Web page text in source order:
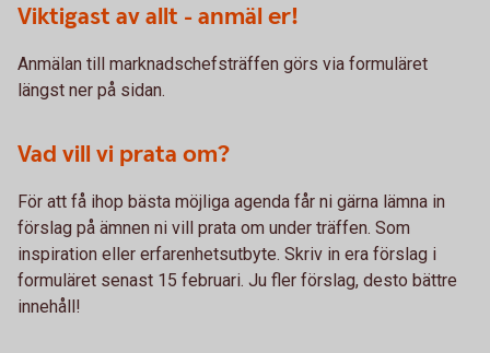
Viktigast av allt - anmäl er!
Anmälan till marknadschefsträffen görs via formuläret
längst ner på sidan.
Vad vill vi prata om?
För att få ihop bästa möjliga agenda får ni gärna lämna in
förslag på ämnen ni vill prata om under träffen. Som
inspiration eller erfarenhetsutbyte. Skriv in era förslag i
formuläret senast 15 februari. Ju fler förslag, desto bättre
innehåll!